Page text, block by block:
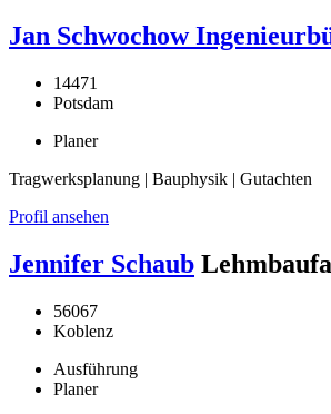
Jan Schwochow
14471
Potsdam
Planer
Tragwerksplanung | Bauphysik | Gutachten
Profil ansehen
Jennifer Schaub
56067
Koblenz
Ausführung
Planer